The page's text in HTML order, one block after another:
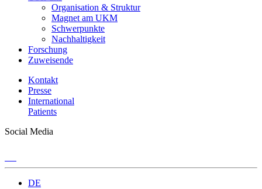
Organisation & Struktur
Magnet am UKM
Schwerpunkte
Nachhaltigkeit
Forschung
Zuweisende
Kontakt
Presse
International
Patients
Social Media
DE